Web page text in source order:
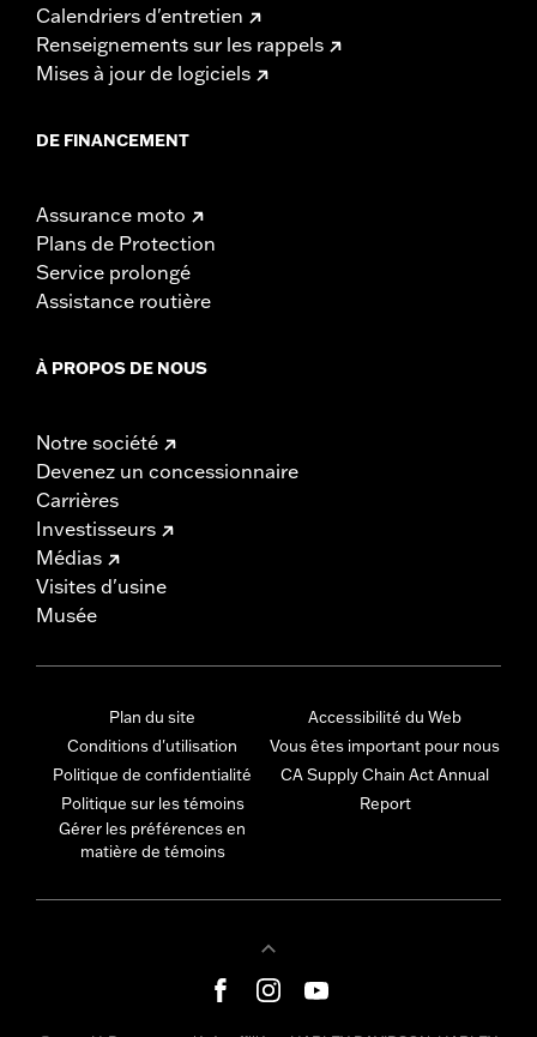
Calendriers d'entretien
Renseignements sur les rappels
Mises à jour de logiciels
DE FINANCEMENT
Assurance moto
Plans de Protection
Service prolongé
Assistance routière
À PROPOS DE NOUS
Notre société
Devenez un concessionnaire
Carrières
Investisseurs
Médias
Visites d'usine
Musée
Plan du site
Conditions d'utilisation
Politique de confidentialité
Politique sur les témoins
Gérer les préférences en
matière de témoins
Accessibilité du Web
Vous êtes important pour nous
CA Supply Chain Act Annual
Report